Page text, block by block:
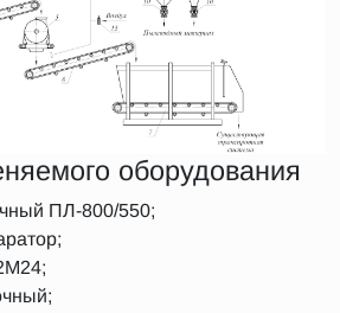
оборудования
ПЛ-800/550;